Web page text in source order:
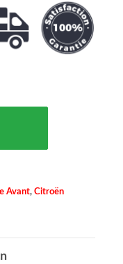
Avant, Citroën